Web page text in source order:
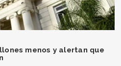
menos y alertan que